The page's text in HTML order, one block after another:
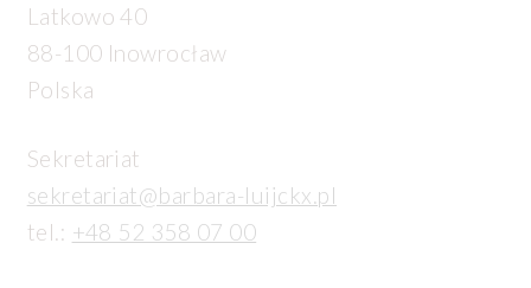
Latkowo 40
88-100 Inowrocław
Polska
Sekretariat
sekretariat@barbara-luijckx.pl
tel.: +48 52 358 07 00